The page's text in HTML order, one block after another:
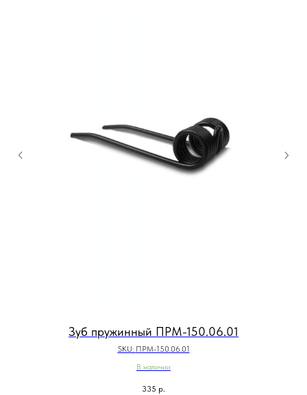
Зуб пружинный ПРМ-150.06.01
SKU: ПРМ-150.06.01
В наличии
335 р.